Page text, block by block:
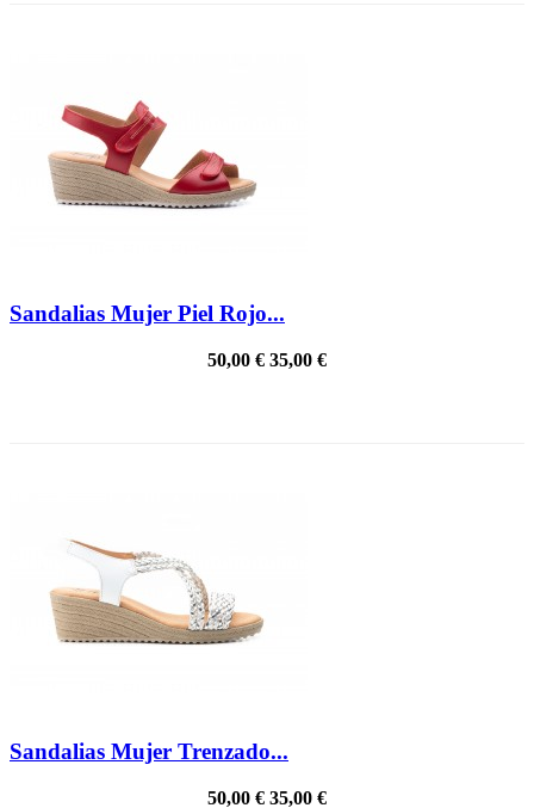
Sandalias Mujer Piel Rojo...
50,00 € 35,00 €
Sandalias Mujer Trenzado...
50,00 € 35,00 €